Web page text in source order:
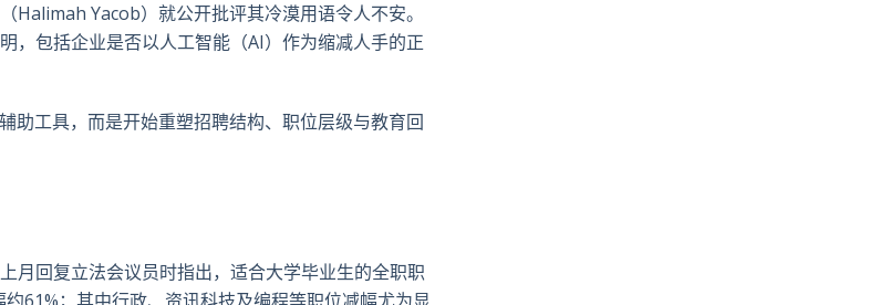
Yacob）就公开批评其冷漠用语令人不安。
，包括企业是否以人工智能（AI）作为缩减人手的正
助工具，而是开始重塑招聘结构、职位层级与教育回
月回复立法会议员时指出，适合大学毕业生的全职职